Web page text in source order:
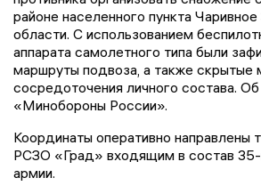
районе населенного пункта
области. С использованием
аппарата самолетного типа были
маршруты подвоза, а также скрытые
сосредоточения личного состава.
«Минобороны России».
Координаты оперативно направлены
РСЗО «Град» входящим в состав
армии.